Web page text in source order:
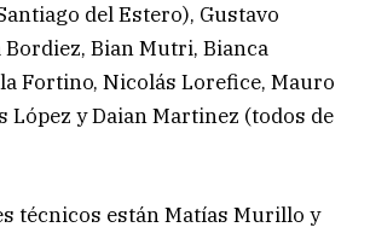
del Estero), Gustavo
Bordiez, Bian Mutri, Bianca
Fortino, Nicolás Lorefice, Mauro
López y Daian Martinez (todos de
técnicos están Matías Murillo y